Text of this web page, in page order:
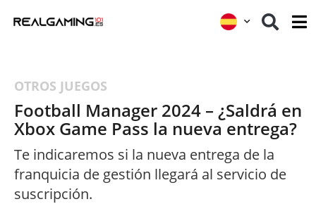
OTROS JUEGOS
Football Manager 2024 – ¿Saldrá en
Xbox Game Pass la nueva entrega?
Te indicaremos si la nueva entrega de la
franquicia de gestión llegará al servicio de
suscripción.